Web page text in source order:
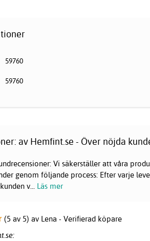
59760
59760
av Hemfint.se - Över nöjda
Vi säkerställer att våra
genom följande process: Efter varje
v... Läs mer
(5 av 5) av Lena - Verifierad köpare